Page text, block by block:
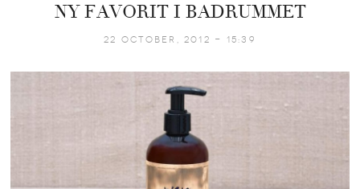
NY FAVORIT I BADRUMMET
22 October, 2012 - 15:39